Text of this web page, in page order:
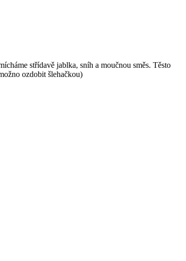
střídavě jablka, sníh a moučnou směs. Těsto
ozdobit šlehačkou)